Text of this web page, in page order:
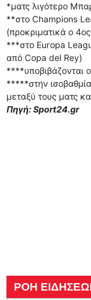
*ματς λιγότερο
**στο Champions
(προκριματικά ο
***στο Europa
από Copa del Rey)
****υποβιβάζονται
*****στην ισοβαθμία
μεταξύ τους ματς
Πηγή: Sport24.gr
ΡΟΗ